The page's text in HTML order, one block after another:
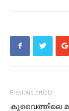
Previous article
കുവൈത്തിലെ